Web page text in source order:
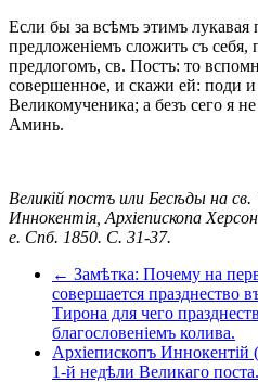
Если бы за всѣмъ этимъ лукавая
предложеніемъ сложить съ
предлогомъ, св. Постъ: то
совершенное, и скажи ей: поди и
Великомученика; а безъ сего я
Аминь.
Великій постъ или Бесѣды на
Иннокентія, Архіепископа
е. Спб. 1850. С. 31-37.
← Замѣтка: Почему на
совершается празднество
Тирона для чего
благословеніемъ колива.
Архіепископъ
1-й недѣли Великаго